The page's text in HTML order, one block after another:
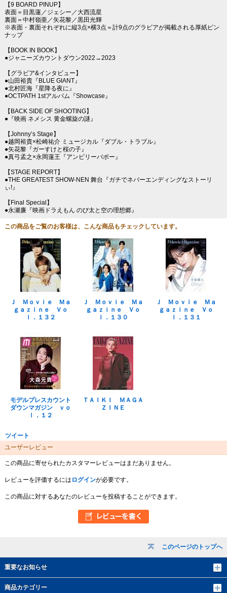
このページのトップへ
重要なお知らせ
商品カテゴリー
【9 BOARD PINUP】
表面＝目黒蓮／ジェシー／大西流星
裏面＝中村嶺亜／矢花黎／黒田光輝
※表面・裏面それぞれに縦3点×横3点＝計9点のグラビアが掲載される厚紙ピン
ナップ
【BOOK IN BOOK】
●ジャニーズカウントダウン2022→2023
【グラビア&インタビュー】
●山田裕貴『BLUE GIANT』
●北村匠海『星降る夜に』
●OCTPATH 1stアルバム『Showcase』
【BACK SIDE OF SHOOTING】
●『映画 ネメシス 黄金螺旋の謎』
【Johnny’s Stage】
●越岡裕貴×松崎祐介 ミュージカル『ダブル・トラブル』
●矢花黎『ガーすけと桜の子』
●真弓孟之×永岡蓮王『アンビリーバボー』
【STAGE REPORT】
●THE GREATEST SHOW-NEN 舞台『ガチでネバーエンディングなストーリ
ぃ!』
【Final Special】
●永瀬廉『映画ドラえもん のび太と空の理想郷』
この商品をご覧のお客様は、こんな商品もチェックしています。
Ｊ Ｍｏｖｉｅ Ｍａ
ｇａｚｉｎｅ Ｖｏ
ｌ．１３２
Ｊ Ｍｏｖｉｅ Ｍａ
ｇａｚｉｎｅ Ｖｏ
ｌ．１３０
Ｊ Ｍｏｖｉｅ Ｍａ
ｇａｚｉｎｅ Ｖｏ
ｌ．１３１
モデルプレスカウント
ダウンマガジン ｖｏ
ｌ．１２
ＴＡＩＫＩ ＭＡＧＡ
ＺＩＮＥ
ツイート
ユーザーレビュー
この商品に寄せられたカスタマーレビューはまだありません。
レビューを評価するには ログインが必要です。
この商品に対するあなたのレビューを投稿することができます。